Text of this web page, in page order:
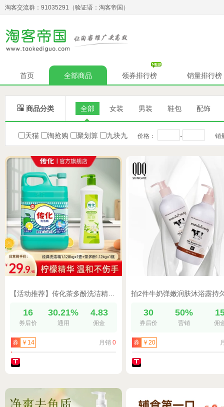
淘客交流群：91035291（验证语：淘客帝国）
首页 全部商品 领券排行榜 销量排行榜
 商品分类 全部 女装 男装 鞋包 配饰
天猫 淘抢购 聚划算 九块九 价格： - 销
16
券后价
30.21%
通用
4.83
佣金
券 ￥14 月销 0
30
券后价
50%
营销 佣
券 ￥20